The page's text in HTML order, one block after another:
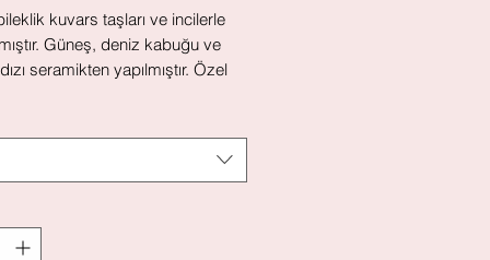
kuvars taşları ve incilerle
Güneş, deniz kabuğu ve
seramikten yapılmıştır. Özel
(Bilek ölçünüzü not
belirtebilirseniz istediğiniz ölçüye